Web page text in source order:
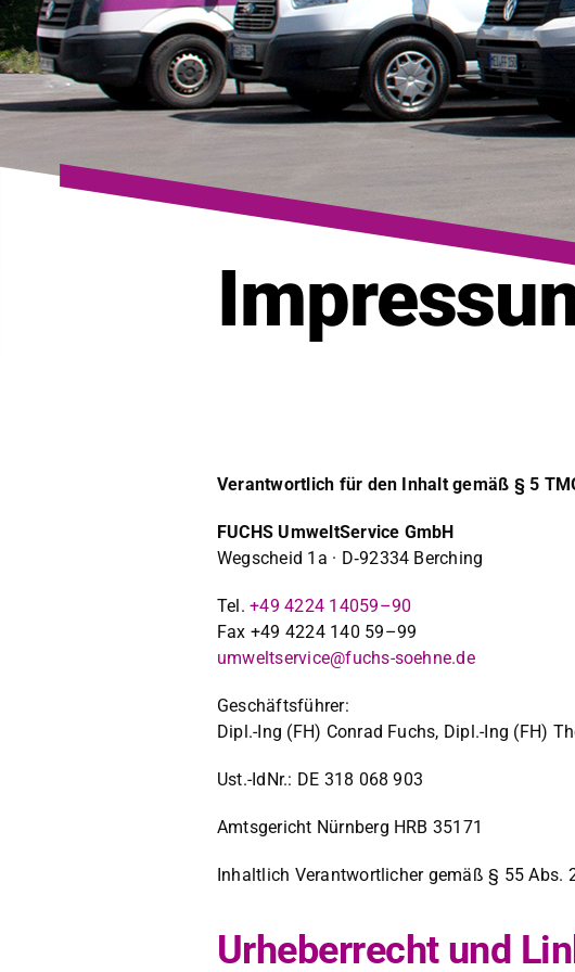
Ver­ant­wortlich für den Inhalt gemäß § 5
FUCHS Umwelt­Ser­vice GmbH
Wegscheid 1a · D‑92334 Berch­ing
Tel.+49 4224 14059–90
Fax +49 4224 140 59–99
umweltservice@fuchs-soehne.de
Geschäfts­führer:
Dipl.-Ing (FH) Con­rad Fuchs, Dipl.-Ing (FH)
Ust.-IdNr.: DE 318 068 903
Amts­gericht Nürn­berg HRB 35171
Inhaltlich Ver­ant­wortlich­er gemäß § 55 Abs.
Urheberrecht und